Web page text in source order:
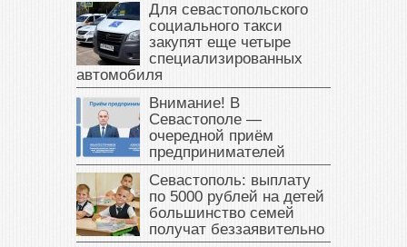
Для севастопольского
социального такси
закупят еще четыре
специализированных
автомобиля
Внимание! В
Севастополе —
очередной приём
предпринимателей
Севастополь: выплату
по 5000 рублей на детей
большинство семей
получат беззаявительно